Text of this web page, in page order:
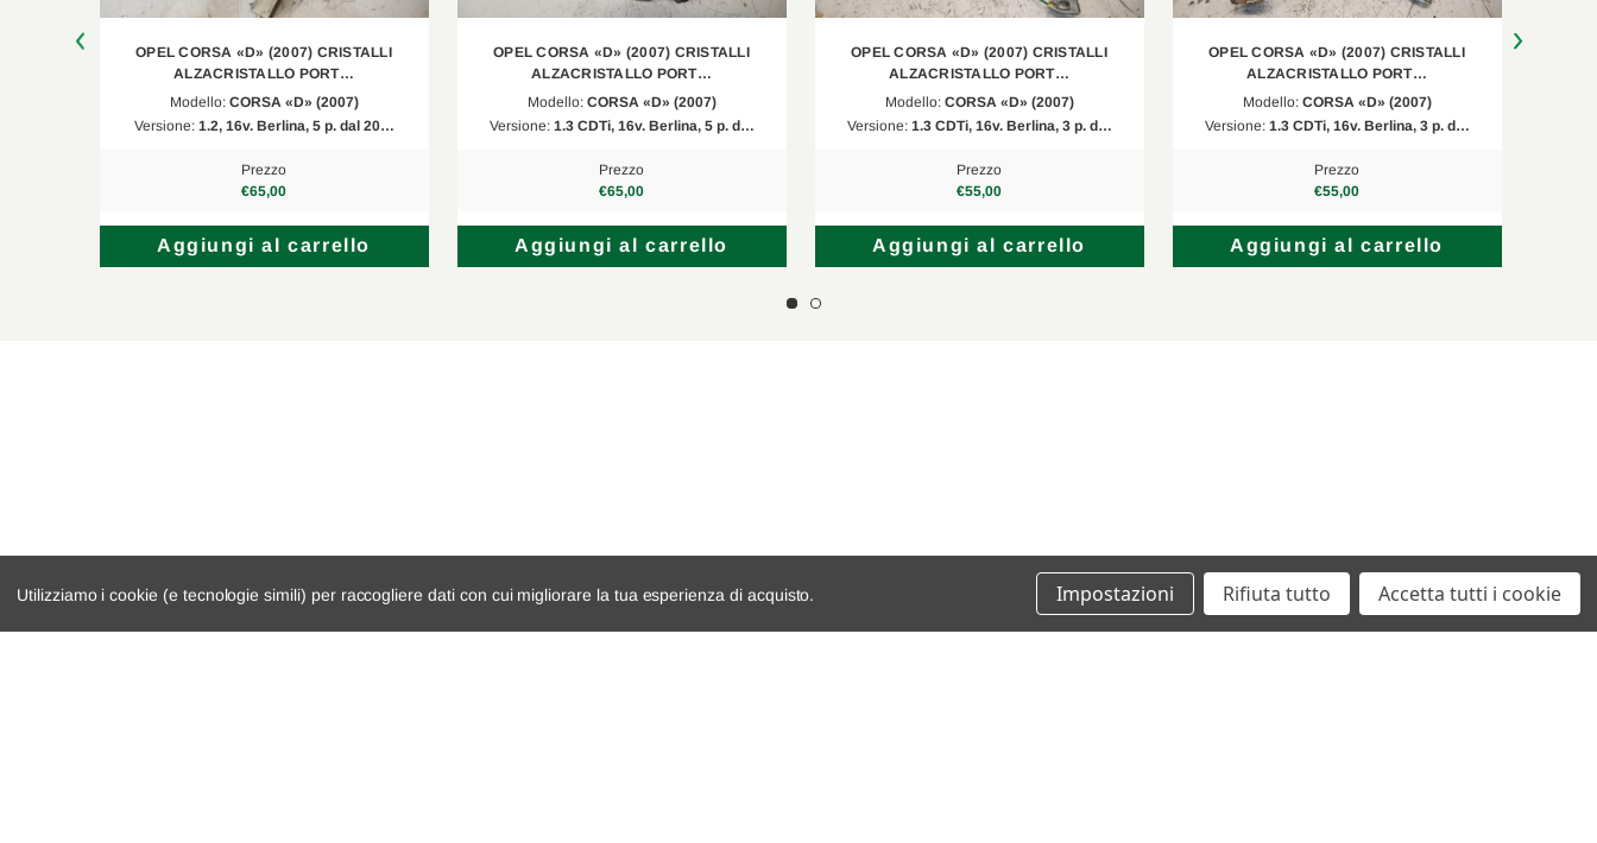
OPEL CORSA «D» (2007) CRISTALLI
ALZACRISTALLO PORT…
Modello: CORSA «D» (2007)
Versione: 1.2, 16v. Berlina, 5 p. dal 20…
Prezzo
€65,00
Aggiungi al carrello
OPEL CORSA «D» (2007) CRISTALLI
ALZACRISTALLO PORT…
Modello: CORSA «D» (2007)
Versione: 1.3 CDTi, 16v. Berlina, 5 p. d…
Prezzo
€65,00
Aggiungi al carrello
OPEL CORSA «D» (2007) CRISTALLI
ALZACRISTALLO PORT…
Modello: CORSA «D» (2007)
Versione: 1.3 CDTi, 16v. Berlina, 3 p. d…
Prezzo
€55,00
Aggiungi al carrello
OPEL CORSA «D» (2007) CRISTALLI
ALZACRISTALLO PORT…
Modello: CORSA «D» (2007)
Versione: 1.3 CDTi, 16v. Berlina, 3 p. d…
Prezzo
€55,00
Aggiungi al carrello
Utilizziamo i cookie (e tecnologie simili) per raccogliere dati con cui migliorare la tua esperienza di acquisto. Impostazioni Rifiuta tutto Accetta tutti i cookie